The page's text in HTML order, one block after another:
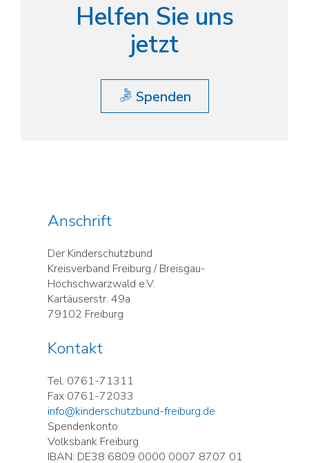
Helfen Sie uns
jetzt
Spenden
Anschrift
Der Kinderschutzbund
Kreisverband Freiburg / Breisgau-
Hochschwarzwald e.V.
Kartäuserstr. 49a
79102 Freiburg
Kontakt
Tel. 0761-71311
Fax 0761-72033
info@kinderschutzbund-freiburg.de
Spendenkonto
Volksbank Freiburg
IBAN: DE38 6809 0000 0007 8707 01